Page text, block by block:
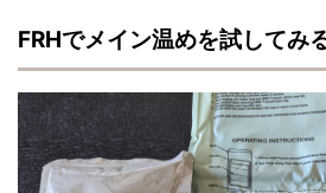
FRHでメイン温めを試してみ